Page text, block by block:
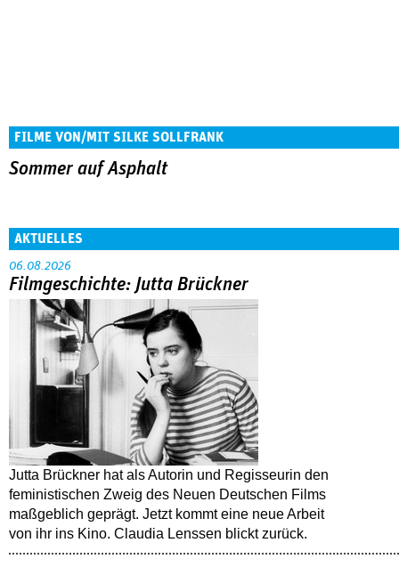
FILME VON/MIT SILKE SOLLFRANK
Sommer auf Asphalt
AKTUELLES
06.08.2026
Filmgeschichte: Jutta Brückner
Jutta Brückner hat als Autorin und Regisseurin den
feministischen Zweig des Neuen Deutschen Films
maßgeblich geprägt. Jetzt kommt eine neue Arbeit
von ihr ins Kino. Claudia Lenssen blickt zurück.